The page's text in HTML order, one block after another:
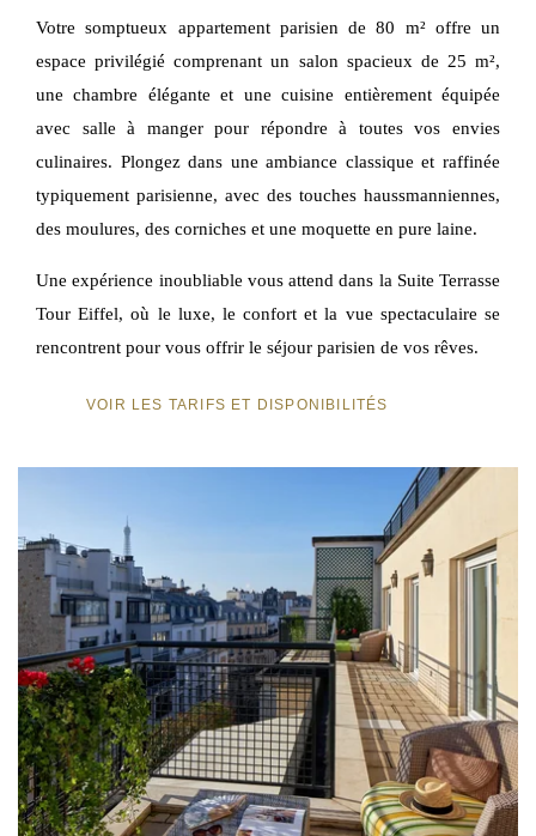
Votre somptueux appartement parisien de 80 m² offre un
espace privilégié comprenant un salon spacieux de 25 m²,
une chambre élégante et une cuisine entièrement équipée
avec salle à manger pour répondre à toutes vos envies
culinaires. Plongez dans une ambiance classique et raffinée
typiquement parisienne, avec des touches haussmanniennes,
des moulures, des corniches et une moquette en pure laine.
Une expérience inoubliable vous attend dans la Suite Terrasse
Tour Eiffel, où le luxe, le confort et la vue spectaculaire se
rencontrent pour vous offrir le séjour parisien de vos rêves.
VOIR LES TARIFS ET DISPONIBILITÉS